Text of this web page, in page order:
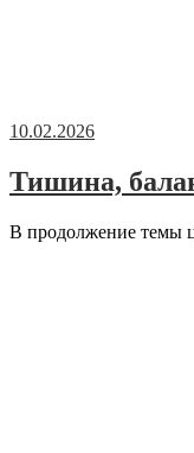
10.02.2026
Тишина,
В продолжение темы